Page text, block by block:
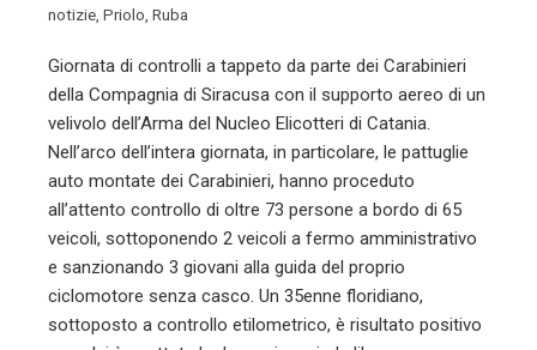
notizie Priolo Ruba
Giornata di controlli a tappeto da parte dei Carabinieri
della Compagnia di Siracusa con il supporto aereo di un
velivolo dell’Arma del Nucleo Elicotteri di Catania.
Nell’arco dell’intera giornata, in particolare, le pattuglie
auto montate dei Carabinieri, hanno proceduto
all’attento controllo di oltre 73 persone a bordo di 65
veicoli, sottoponendo 2 veicoli a fermo amministrativo
e sanzionando 3 giovani alla guida del proprio
ciclomotore senza casco. Un 35enne floridiano,
sottoposto a controllo etilometrico, è risultato positivo